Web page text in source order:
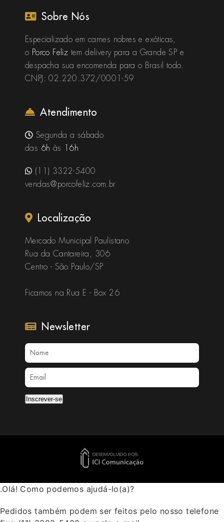
Sobre Nós
Especializado em carnes nobres e exóticas,
o Porco Feliz tem delivery para a Grande SP e
despacha sua encomenda para o Brasil todo.
CNPJ: 02.220.372/0001-59
Atendimento
Segunda a sábado
das 6h às 16h
(11) 3322-5400
vendas@porcofeliz.com.br
Localização
Mercado Municipal Paulistano
Rua da Cantareira, 306
Centro - São Paulo/SP
Ficamos na Rua E - Box 26
Newsletter
Inscrever-se
.Olá! Como podemos ajudá-lo(a)?
Pedidos também podem ser feitos pelo nosso telefone